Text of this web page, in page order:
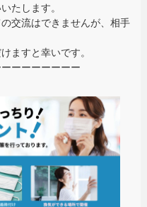
たします。
交流はできませんが、相手
ますと幸いです。
ーーーーーーー